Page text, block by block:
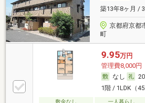
築13年8ヶ月 /
京都府京都
町
9.95万円
管理費8,000円
なし
1階 / 1LDK（